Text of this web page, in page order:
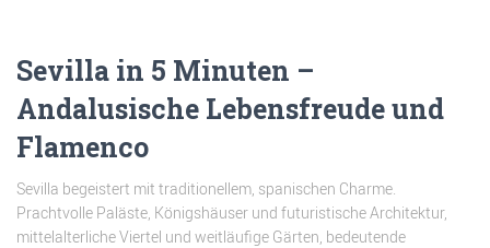
Sevilla in 5 Minuten –
Andalusische Lebensfreude und
Flamenco
Sevilla begeistert mit traditionellem, spanischen Charme.
Prachtvolle Paläste, Königshäuser und futuristische Architektur,
mittelalterliche Viertel und weitläufige Gärten, bedeutende